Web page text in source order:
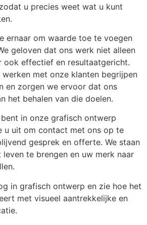
u precies weet wat u kunt
ernaar om waarde toe te voegen
geloven dat ons werk niet alleen
ook effectief en resultaatgericht.
met onze klanten begrijpen
en zorgen we ervoor dat ons
het behalen van die doelen.
in onze grafisch ontwerp
u uit om contact met ons op te
gesprek en offerte. We staan
te brengen en uw merk naar
in grafisch ontwerp en zie hoe het
met visueel aantrekkelijke en